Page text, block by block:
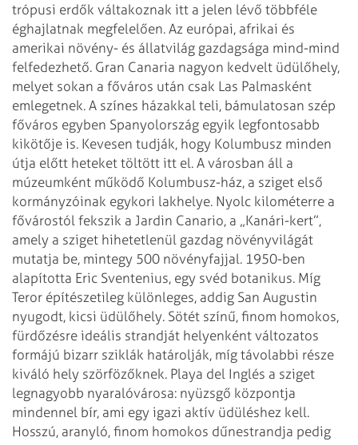
trópusi erdők váltakoznak itt a jelen lévő többféle
éghajlatnak megfelelően. Az európai, afrikai és
amerikai növény- és állatvilág gazdagsága mind-mind
felfedezhető. Gran Canaria nagyon kedvelt üdülőhely,
melyet sokan a főváros után csak Las Palmasként
emlegetnek. A színes házakkal teli, bámulatosan szép
főváros egyben Spanyolország egyik legfontosabb
kikötője is. Kevesen tudják, hogy Kolumbusz minden
útja előtt heteket töltött itt el. A városban áll a
múzeumként működő Kolumbusz-ház, a sziget első
kormányzóinak egykori lakhelye. Nyolc kilométerre a
fővárostól fekszik a Jardin Canario, a „Kanári-kert”,
amely a sziget hihetetlenül gazdag növényvilágát
mutatja be, mintegy 500 növényfajjal. 1950-ben
alapította Eric Sventenius, egy svéd botanikus. Míg
Teror építészetileg különleges, addig San Augustin
nyugodt, kicsi üdülőhely. Sötét színű, finom homokos,
fürdőzésre ideális strandját helyenként változatos
formájú bizarr sziklák határolják, míg távolabbi része
kiváló hely szörfözőknek. Playa del Inglés a sziget
legnagyobb nyaralóvárosa: nyüzsgő központja
mindennel bír, ami egy igazi aktív üdüléshez kell.
Hosszú, aranyló, finom homokos dűnestrandja pedig